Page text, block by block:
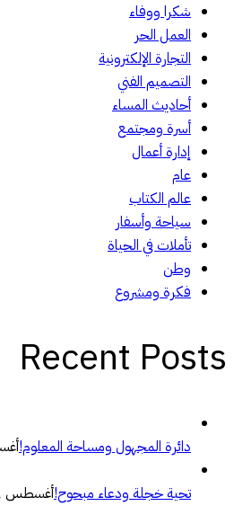
شكرا ووفاء
العمل الحر
التجارة الإلكترونية
التصميم الفني
أحاديث المساء
أسرة ومجتمع
إدارة أعمال
عام
عالم الكتاب
سياحة وأسفار
تأملات في الحياة
وطن
فكرة ومشروع
Recent Posts
دائرة المجهول ومساحة المعلوم!
تحية خجلة ودعاء مبحوح!أغسطس 12